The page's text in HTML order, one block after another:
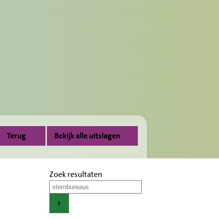
Terug Bekijk alle uitslagen
Zoek resultaten